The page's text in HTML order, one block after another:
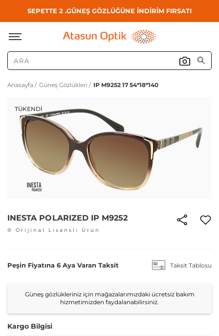
SEPETTE 2 .GÜNEŞ GÖZLÜĞÜNE İNDİRİM FIRSATI
Anasayfa / Güneş Gözlükleri / IP M9252 17 54*18*140
TÜKENDI
INESTA POLARIZED IP M9252
® Orijinal Lisanslı Ürün
Peşin Fiyatına 6 Aya Varan Taksit Taksit Tablosu
Güneş gözlükleriniz için mağazalarımızdaki ücretsiz bakım
hizmetimizden faydalanabilirsiniz.
Kargo Bilgisi